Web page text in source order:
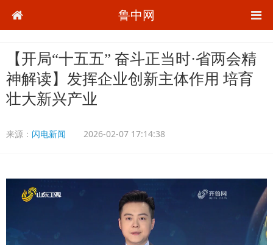
鲁中网
【开局“十五五” 奋斗正当时·省两会精
神解读】发挥企业创新主体作用 培育
壮大新兴产业
来源： 闪电新闻 2026-02-07 17:14:38